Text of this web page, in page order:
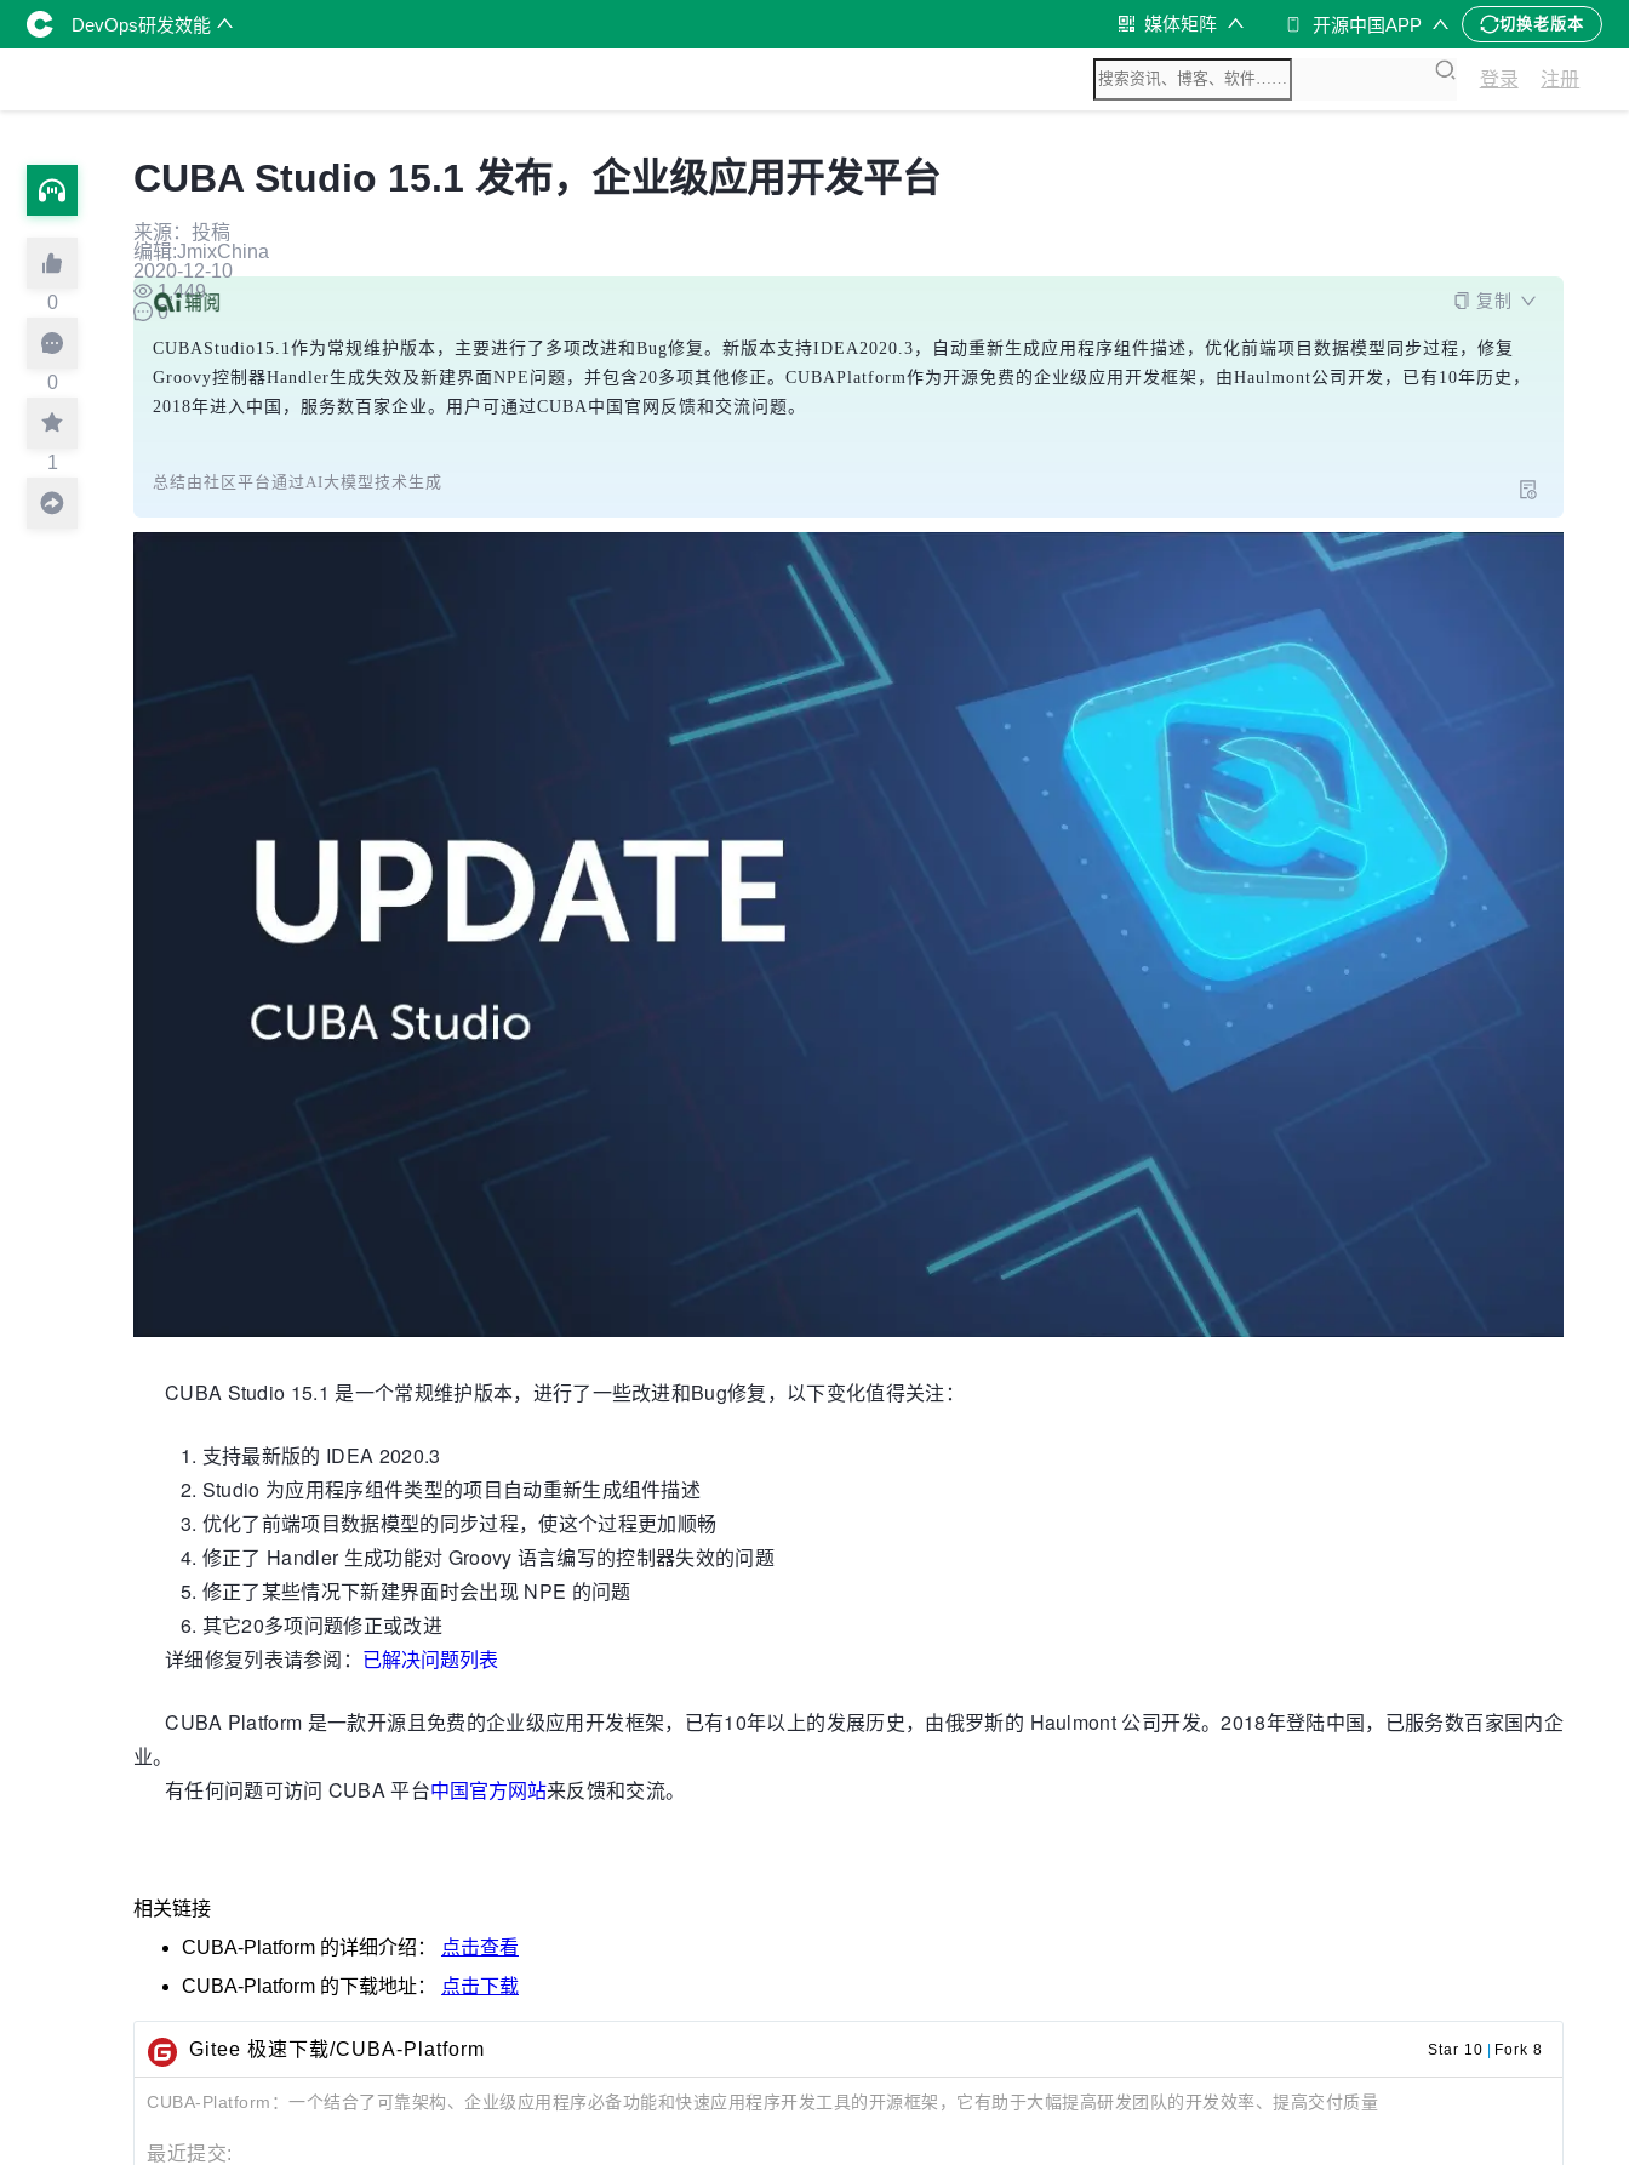
DevOps研发效能 媒体矩阵 开源中国APP 切换老版本
登录 注册
0
0
1
CUBA Studio 15.1 发布，企业级应用开发平台
来源：投稿
编辑:JmixChina
2020-12-10
1,449
0
复制
CUBAStudio15.1作为常规维护版本，主要进行了多项改进和Bug修复。新版本支持IDEA2020.3，自动重新生成应用程序组件描述，优化前端项目数据模型同步过程，修复
Groovy控制器Handler生成失效及新建界面NPE问题，并包含20多项其他修正。CUBAPlatform作为开源免费的企业级应用开发框架，由Haulmont公司开发，已有10年历史，
2018年进入中国，服务数百家企业。用户可通过CUBA中国官网反馈和交流问题。
总结由社区平台通过AI大模型技术生成
CUBA Studio 15.1 是一个常规维护版本，进行了一些改进和Bug修复，以下变化值得关注：
1. 支持最新版的 IDEA 2020.3
2. Studio 为应用程序组件类型的项目自动重新生成组件描述
3. 优化了前端项目数据模型的同步过程，使这个过程更加顺畅
4. 修正了 Handler 生成功能对 Groovy 语言编写的控制器失效的问题
5. 修正了某些情况下新建界面时会出现 NPE 的问题
6. 其它20多项问题修正或改进
详细修复列表请参阅： 已解决问题列表
CUBA Platform 是一款开源且免费的企业级应用开发框架，已有10年以上的发展历史，由俄罗斯的 Haulmont 公司开发。2018年登陆中国，已服务数百家国内企
业。
有任何问题可访问 CUBA 平台中国官方网站来反馈和交流。
相关链接
CUBA-Platform 的详细介绍：
点击查看
CUBA-Platform 的下载地址： 点击下载
Gitee 极速下载/CUBA-Platform Star 10 | Fork 8
CUBA-Platform：一个结合了可靠架构、企业级应用程序必备功能和快速应用程序开发工具的开源框架，它有助于大幅提高研发团队的开发效率、提高交付质量
最近提交: